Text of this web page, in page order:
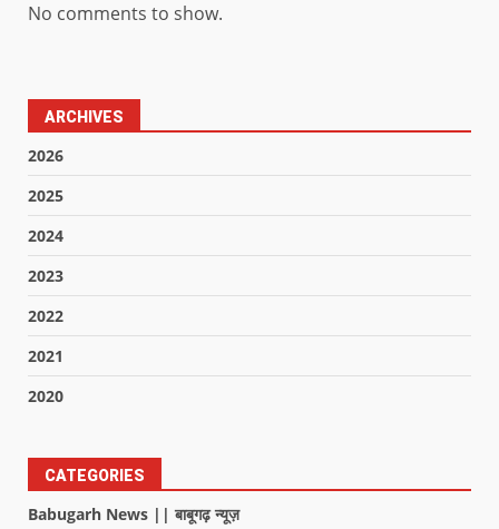
No comments to show.
ARCHIVES
2026
2025
2024
2023
2022
2021
2020
CATEGORIES
Babugarh News || बाबूगढ़ न्यूज़